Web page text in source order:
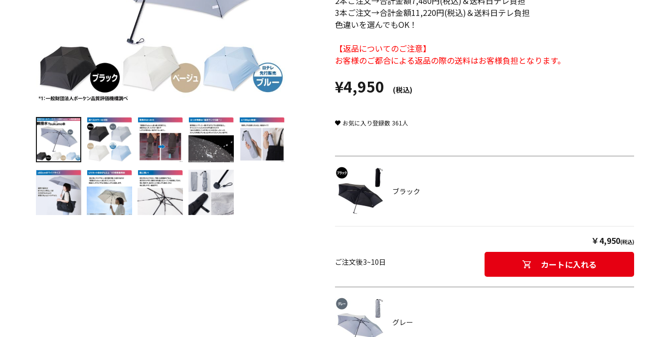
3本ご注文→合計金額11,220円(税込)＆送料日テレ負担
色違いを選んでもOK！
【返品についてのご注意】
お客様のご都合による返品の際の送料はお客様負担となります。
¥4,950 (税込)
お気に入り登録数361 人
ブラック
￥4,950(税込)
ご注文後3~10日 カートに入れる
グレー